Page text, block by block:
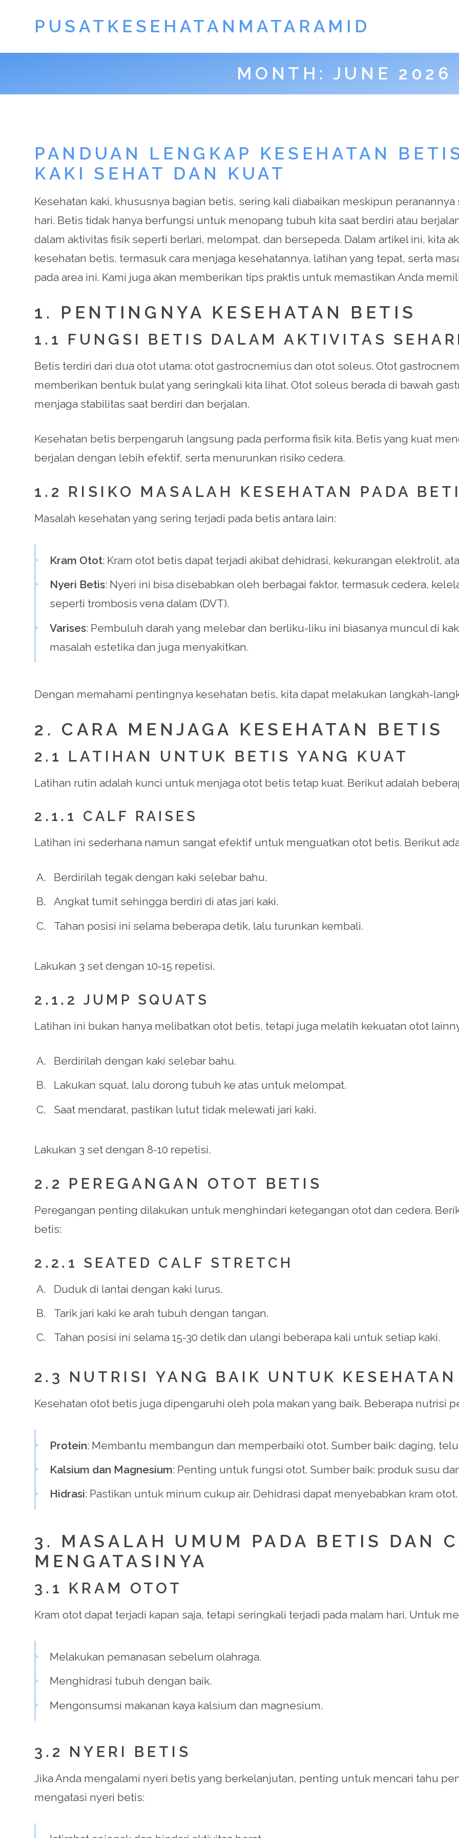
PUSATKESEHATANMATARAMID
MONTH: JUNE 2026
PANDUAN LENGKAP KESEHATAN
KAKI SEHAT DAN KUAT
Kesehatan kaki, khususnya bagian betis, sering kali diabaikan meskipun
hari. Betis tidak hanya berfungsi untuk menopang tubuh kita saat berdiri atau
dalam aktivitas fisik seperti berlari, melompat, dan bersepeda. Dalam artikel ini, kita
kesehatan betis, termasuk cara menjaga kesehatannya, latihan yang tepat, serta
pada area ini. Kami juga akan memberikan tips praktis untuk memastikan Anda
1. PENTINGNYA KESEHATAN BETIS
1.1 FUNGSI BETIS DALAM AKTIVITAS
Betis terdiri dari dua otot utama: otot gastrocnemius dan otot soleus. Otot
memberikan bentuk bulat yang seringkali kita lihat. Otot soleus berada di bawah
menjaga stabilitas saat berdiri dan berjalan.
Kesehatan betis berpengaruh langsung pada performa fisik kita. Betis yang kuat
berjalan dengan lebih efektif, serta menurunkan risiko cedera.
1.2 RISIKO MASALAH KESEHATAN PADA
Masalah kesehatan yang sering terjadi pada betis antara lain:
Kram Otot: Kram otot betis dapat terjadi akibat dehidrasi, kekurangan elektrolit,
Nyeri Betis: Nyeri ini bisa disebabkan oleh berbagai faktor, termasuk cedera,
seperti trombosis vena dalam (DVT).
Varises: Pembuluh darah yang melebar dan berliku-liku ini biasanya muncul di
masalah estetika dan juga menyakitkan.
Dengan memahami pentingnya kesehatan betis, kita dapat melakukan langkah-
2. CARA MENJAGA KESEHATAN BETIS
2.1 LATIHAN UNTUK BETIS YANG KUAT
Latihan rutin adalah kunci untuk menjaga otot betis tetap kuat. Berikut adalah
2.1.1 CALF RAISES
Latihan ini sederhana namun sangat efektif untuk menguatkan otot betis. Berikut
Berdirilah tegak dengan kaki selebar bahu.
Angkat tumit sehingga berdiri di atas jari kaki.
Tahan posisi ini selama beberapa detik, lalu turunkan kembali.
Lakukan 3 set dengan 10-15 repetisi.
2.1.2 JUMP SQUATS
Latihan ini bukan hanya melibatkan otot betis, tetapi juga melatih kekuatan otot
Berdirilah dengan kaki selebar bahu.
Lakukan squat, lalu dorong tubuh ke atas untuk melompat.
Saat mendarat, pastikan lutut tidak melewati jari kaki.
Lakukan 3 set dengan 8-10 repetisi.
2.2 PEREGANGAN OTOT BETIS
Peregangan penting dilakukan untuk menghindari ketegangan otot dan cedera.
betis:
2.2.1 SEATED CALF STRETCH
Duduk di lantai dengan kaki lurus.
Tarik jari kaki ke arah tubuh dengan tangan.
Tahan posisi ini selama 15-30 detik dan ulangi beberapa kali untuk setiap kaki.
2.3 NUTRISI YANG BAIK UNTUK
Kesehatan otot betis juga dipengaruhi oleh pola makan yang baik. Beberapa nutrisi
Protein: Membantu membangun dan memperbaiki otot. Sumber baik: daging,
Kalsium dan Magnesium: Penting untuk fungsi otot. Sumber baik: produk susu
Hidrasi: Pastikan untuk minum cukup air. Dehidrasi dapat menyebabkan kram otot.
3. MASALAH UMUM PADA BETIS DAN
MENGATASINYA
3.1 KRAM OTOT
Kram otot dapat terjadi kapan saja, tetapi seringkali terjadi pada malam hari. Untuk
Melakukan pemanasan sebelum olahraga.
Menghidrasi tubuh dengan baik.
Mengonsumsi makanan kaya kalsium dan magnesium.
3.2 NYERI BETIS
Jika Anda mengalami nyeri betis yang berkelanjutan, penting untuk mencari tahu
mengatasi nyeri betis: